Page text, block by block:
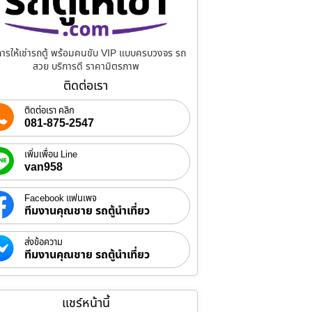
รให้เช่ารถตู้ พร้อมคนขับ VIP แบบครบวงจร รถ
สวย บริการดี ราคามิตรภาพ
ติดต่อเรา
ติดต่อเรา คลิก
081-875-2547
เพิ่มเพื่อน Line
van958
Facebook แฟนเพจ
ทีมงานคุณชาย รถตู้นำเที่ยว
ส่งข้อความ
ทีมงานคุณชาย รถตู้นำเที่ยว
แชร์หน้านี้